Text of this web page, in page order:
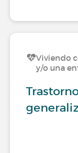
Viviendo
y/o una